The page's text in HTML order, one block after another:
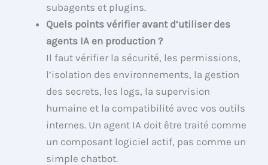
subagents et plugins.
Quels points vérifier avant d’utiliser des
agents IA en production ?
Il faut vérifier la sécurité, les permissions,
l’isolation des environnements, la gestion
des secrets, les logs, la supervision
humaine et la compatibilité avec vos outils
internes. Un agent IA doit être traité comme
un composant logiciel actif, pas comme un
simple chatbot.